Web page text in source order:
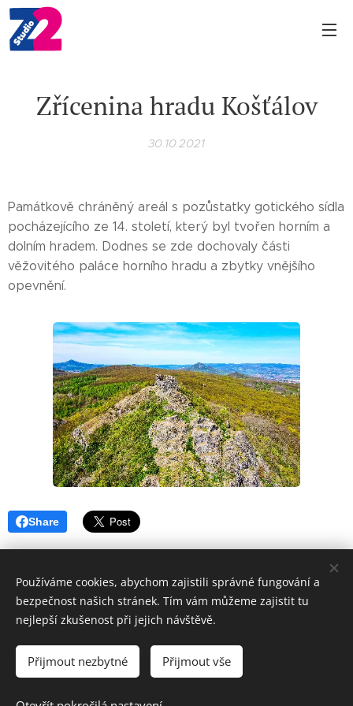
Zřícenina hradu Košťálov
30.10.2021
Památkově chráněný areál s pozůstatky gotického sídla
pocházejícího ze 14. století, který byl tvořen horním a
dolním hradem. Dodnes se zde dochovaly části
věžovitého paláce horního hradu a zbytky vnějšího
opevnění.
Share
Veškeré publikované fotografie podléhají autorskému zákonu a
mohou být šířeny pouze se souhlasem autora.
Používáme cookies, abychom zajistili správné fungování a
bezpečnost našich stránek. Tím vám můžeme zajistit tu
nejlepší zkušenost při jejich návštěvě.
Přijmout nezbytné Přijmout vše